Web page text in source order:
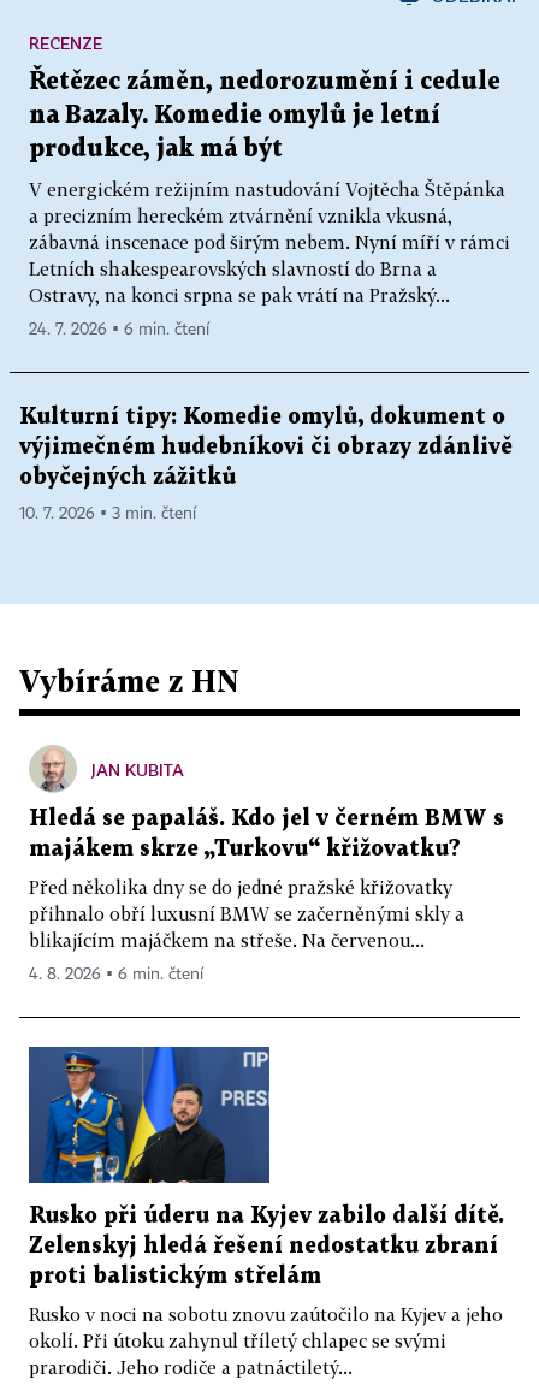
Řetězec záměn, nedorozumění i cedule
na Bazaly. Komedie omylů je letní
produkce, jak má být
V energickém režijním nastudování Vojtěcha Štěpánka
a precizním hereckém ztvárnění vznikla vkusná,
zábavná inscenace pod širým nebem. Nyní míří v rámci
Letních shakespearovských slavností do Brna a
Ostravy, na konci srpna se pak vrátí na Pražský...
RECENZE
24. 7. 2026 ▪ 6 min. čtení
Kulturní tipy: Komedie omylů, dokument o
výjimečném hudebníkovi či obrazy zdánlivě
obyčejných zážitků
10. 7. 2026 ▪ 3 min. čtení
Vybíráme z HN
JAN KUBITA
Hledá se papaláš. Kdo jel v černém BMW s
majákem skrze „Turkovu“ křižovatku?
Před několika dny se do jedné pražské křižovatky
přihnalo obří luxusní BMW se začerněnými skly a
blikajícím majáčkem na střeše. Na červenou...
4. 8. 2026 ▪ 6 min. čtení
Rusko při úderu na Kyjev zabilo další dítě.
Zelenskyj hledá řešení nedostatku zbraní
proti balistickým střelám
Rusko v noci na sobotu znovu zaútočilo na Kyjev a jeho
okolí. Při útoku zahynul tříletý chlapec se svými
prarodiči. Jeho rodiče a patnáctiletý...